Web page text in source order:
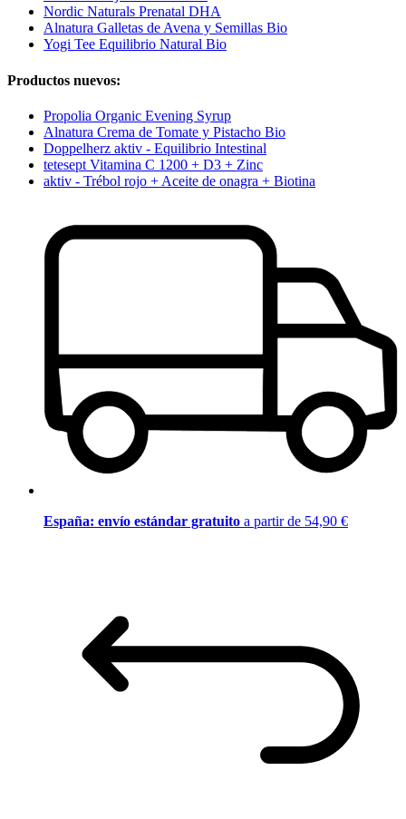
Nordic Naturals Prenatal DHA
Alnatura Galletas de Avena y Semillas Bio
Yogi Tee Equilibrio Natural Bio
Productos nuevos:
Propolia Organic Evening Syrup
Alnatura Crema de Tomate y Pistacho Bio
Doppelherz aktiv - Equilibrio Intestinal
tetesept Vitamina C 1200 + D3 + Zinc
aktiv - Trébol rojo + Aceite de onagra + Biotina
España: envío estándar gratuito a partir de 54,90 €